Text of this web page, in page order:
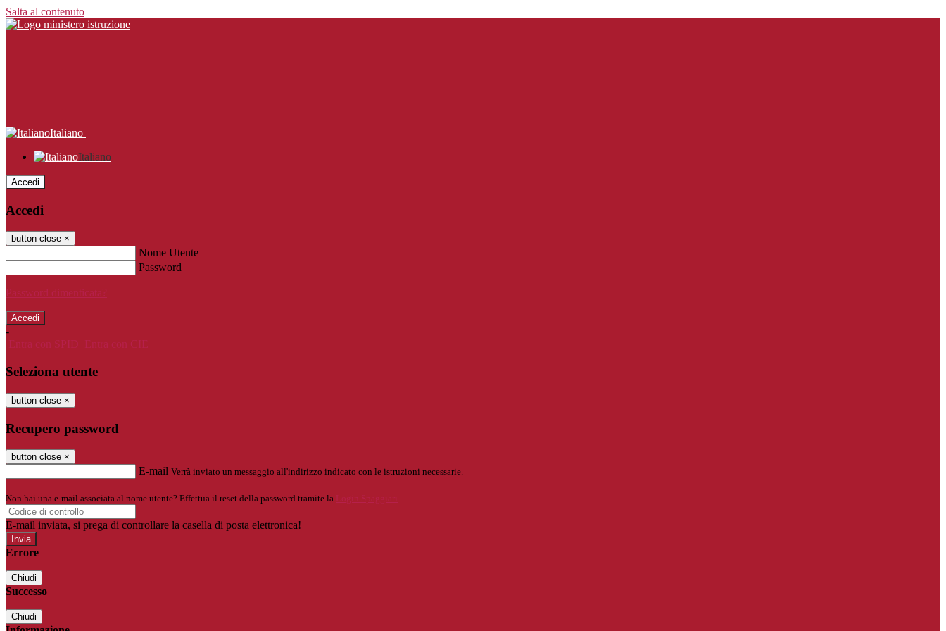
Salta al contenuto
Italiano
Italiano
Accedi
Accedi
button close ×
Nome Utente
Password
Password dimenticata?
-
Entra con SPID
Entra con CIE
Seleziona utente
button close ×
Recupero password
button close ×
E-mail Verrà inviato un messaggio all'indirizzo indicato con le istruzioni necessarie.
Non hai una e-mail associata al nome utente? Effettua il reset della password tramite la Login Spaggiari
E-mail inviata, si prega di controllare la casella di posta elettronica!
Errore
Chiudi
Successo
Chiudi